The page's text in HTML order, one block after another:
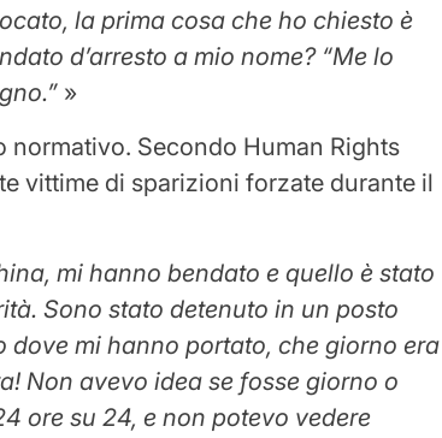
la prima cosa che ho chiesto è
d’arresto a mio nome? “Me lo
»
Secondo Human Rights
vittime di sparizioni forzate durante il
mi hanno bendato e quello è stato
Sono stato detenuto in un posto
dove mi hanno portato, che giorno era
Non avevo idea se fosse giorno o
ore su 24, e non potevo vedere